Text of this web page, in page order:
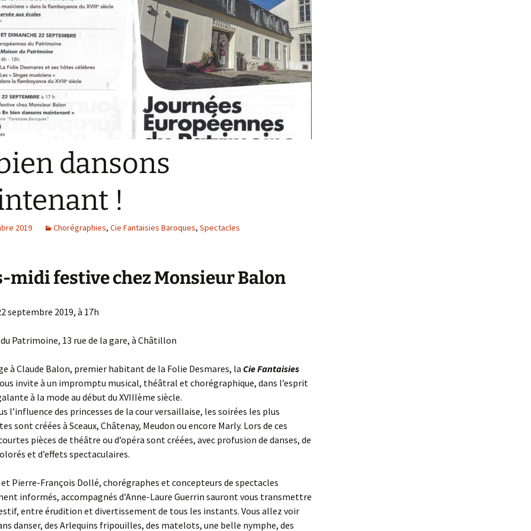
danse 1823 – 2023
Danse baroque
« Le Maître à danser », de
Pierre Rameau
Une petite histoire de la
danse baroque
Les Illustres
Terpsichores
dansons
!
2019 Chorégraphies, Cie Fantaisies Baroques, Spectacles
midi festive chez Monsieur Balon
septembre 2019, à 17h
Patrimoine, 13 rue de la gare, à Châtillon
à Claude Balon, premier habitant de la Folie Desmares, la Cie Fantaisies
invite à un impromptu musical, théâtral et chorégraphique, dans l’esprit
à la mode au début du XVIIIème siècle.
l’influence des princesses de la cour versaillaise, les soirées les plus
sont créées à Sceaux, Châtenay, Meudon ou encore Marly. Lors de ces
pièces de théâtre ou d’opéra sont créées, avec profusion de danses, de
et d’effets spectaculaires.
Pierre-François Dollé, chorégraphes et concepteurs de spectacles
informés, accompagnés d’Anne-Laure Guerrin sauront vous transmettre
entre érudition et divertissement de tous les instants. Vous allez voir
danser, des Arlequins fripouilles, des matelots, une belle nymphe, des